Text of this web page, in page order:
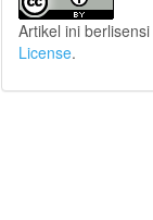
Artikel ini
License.